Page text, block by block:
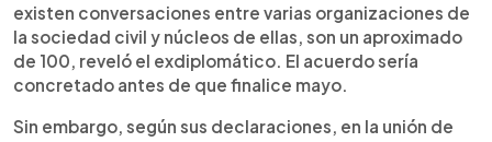
existen conversaciones entre varias organizaciones de
la sociedad civil y núcleos de ellas, son un aproximado
de 100, reveló el exdiplomático. El acuerdo sería
concretado antes de que finalice mayo.
Sin embargo, según sus declaraciones, en la unión de